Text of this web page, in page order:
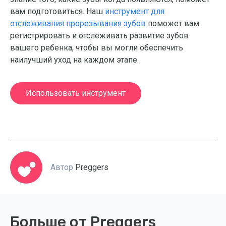
вам подготовиться. Наш инструмент для
отслеживания прорезывания зубов поможет вам
регистрировать и отслеживать развитие зубов
вашего ребенка, чтобы вы могли обеспечить
наилучший уход на каждом этапе.
Использовать инструмент
Автор Preggers
Больше от Preggers